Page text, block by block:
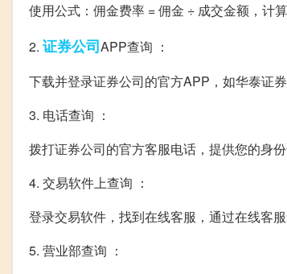
使用公式：佣金费率 = 佣金 ÷ 成交金额，计算
2. 证券公司APP查询 ：
下载并登录证券公司的官方APP，如华泰证
3. 电话查询 ：
拨打证券公司的官方客服电话，提供您的身
4. 交易软件上查询 ：
登录交易软件，找到在线客服，通过在线客服
5. 营业部查询 ：